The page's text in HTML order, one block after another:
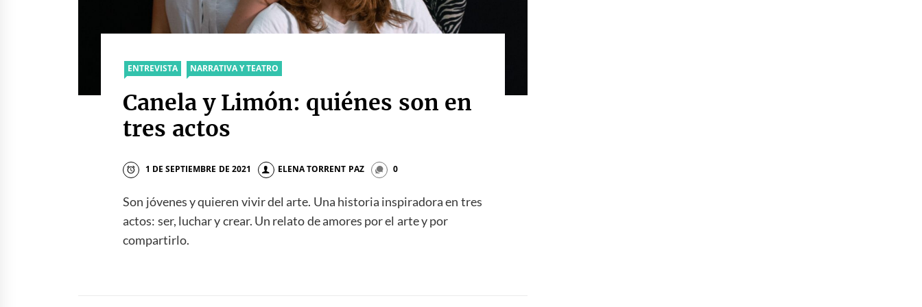
ENTREVISTA NARRATIVA Y TEATRO
Canela y Limón: quiénes son en
tres actos
1 DE SEPTIEMBRE DE 2021 ELENA TORRENT PAZ 0
Son jóvenes y quieren vivir del arte. Una historia inspiradora en tres
actos: ser, luchar y crear. Un relato de amores por el arte y por
compartirlo.